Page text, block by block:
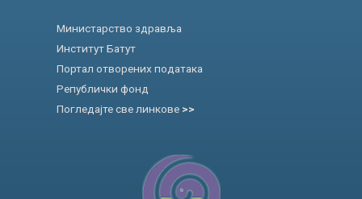
Министарство здравља
Институт Батут
Портал отворених података
Републички фонд
Погледајте све линкове >>